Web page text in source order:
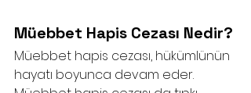
Müebbet Hapis Cezası Nedir?
Müebbet hapis cezası, hükümlünün
hayatı boyunca devam eder.